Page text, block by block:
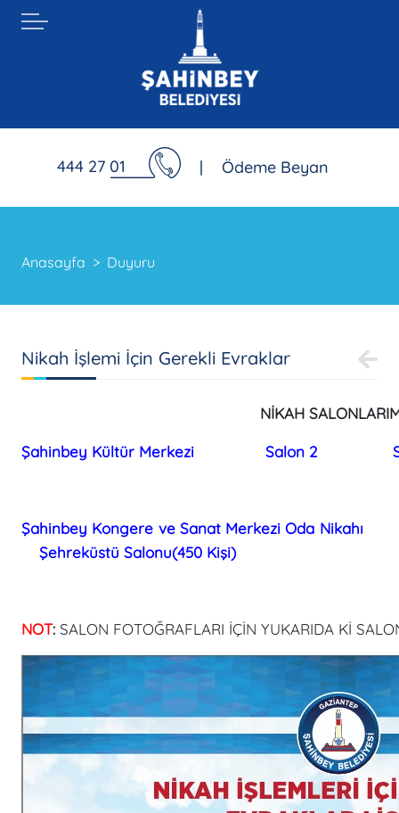
444 27 01 | Ödeme Beyan
Anasayfa Duyuru
Nikah İşlemi İçin Gerekli Evraklar
NİKAH
Şahinbey Kültür Merkezi Salon 2
Şahinbey Kongere ve Sanat Merkezi Oda Nikahı
Şehreküstü Salonu(450 Kişi)
NOT: SALON FOTOĞRAFLARI İÇİN YUKARIDA Kİ